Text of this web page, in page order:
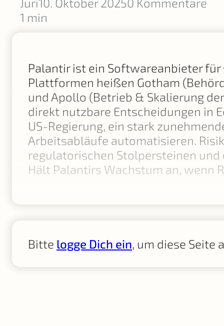
1 min
Palantir ist ein Softwareanbieter
Plattformen heißen Gotham
und Apollo (Betrieb & Skalierung
direkt nutzbare Entscheidungen in
US-Regierung, ein stark
Arbeitsabläufe automatisieren.
regulatorischen Stolpersteinen und
Hält Palantirs Wachstum an, wenn
Bitte logge Dich ein, um diese Seite